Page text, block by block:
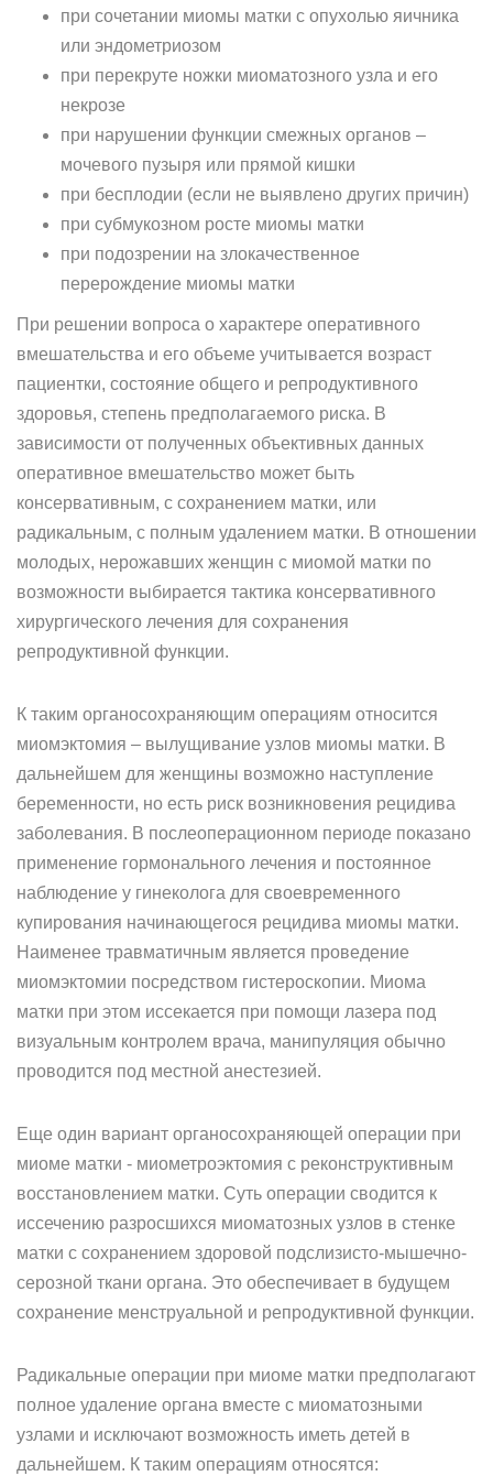
при сочетании миомы матки с опухолью яичника
или эндометриозом
при перекруте ножки миоматозного узла и его
некрозе
при нарушении функции смежных органов –
мочевого пузыря или прямой кишки
при бесплодии (если не выявлено других причин)
при субмукозном росте миомы матки
при подозрении на злокачественное
перерождение миомы матки
При решении вопроса о характере оперативного
вмешательства и его объеме учитывается возраст
пациентки, состояние общего и репродуктивного
здоровья, степень предполагаемого риска. В
зависимости от полученных объективных данных
оперативное вмешательство может быть
консервативным, с сохранением матки, или
радикальным, с полным удалением матки. В отношении
молодых, нерожавших женщин с миомой матки по
возможности выбирается тактика консервативного
хирургического лечения для сохранения
репродуктивной функции.
К таким органосохраняющим операциям относится
миомэктомия – вылущивание узлов миомы матки. В
дальнейшем для женщины возможно наступление
беременности, но есть риск возникновения рецидива
заболевания. В послеоперационном периоде показано
применение гормонального лечения и постоянное
наблюдение у гинеколога для своевременного
купирования начинающегося рецидива миомы матки.
Наименее травматичным является проведение
миомэктомии посредством гистероскопии. Миома
матки при этом иссекается при помощи лазера под
визуальным контролем врача, манипуляция обычно
проводится под местной анестезией.
Еще один вариант органосохраняющей операции при
миоме матки - миометроэктомия с реконструктивным
восстановлением матки. Суть операции сводится к
иссечению разросшихся миоматозных узлов в стенке
матки с сохранением здоровой подслизисто-мышечно-
серозной ткани органа. Это обеспечивает в будущем
сохранение менструальной и репродуктивной функции.
Радикальные операции при миоме матки предполагают
полное удаление органа вместе с миоматозными
узлами и исключают возможность иметь детей в
дальнейшем. К таким операциям относятся: